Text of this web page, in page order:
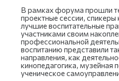
В рамках форума прошли
проектные сессии,
лучшие воспитательные
участниками своим
профессиональной
воспитанию представили
направления, как
кинопедагогика, музейная
ученическое